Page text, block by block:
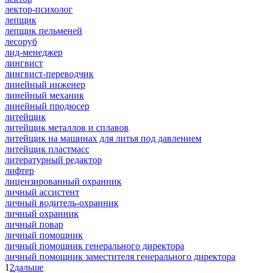
лектор-психолог
лепщик
лепщик пельменей
лесоруб
лид-менеджер
лингвист
лингвист-переводчик
линейный инженер
линейный механик
линейный продюсер
литейщик
литейщик металлов и сплавов
литейщик на машинах для литья под давлением
литейщик пластмасс
литературный редактор
лифтер
лицензированный охранник
личный ассистент
личный водитель-охранник
личный охранник
личный повар
личный помощник
личный помощник генерального директора
личный помощник заместителя генерального директора
1 2дальше